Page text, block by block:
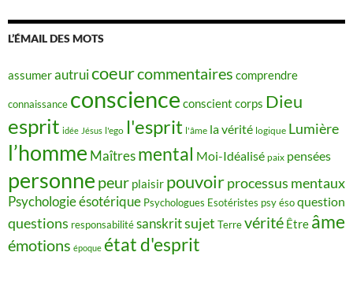
L’ÉMAIL DES MOTS
assumerautruicoeurcommentaires comprendre
connaissance conscience conscient corps Dieu
esprit idée Jésus l'ego l'esprit l'âme la vérité logique Lumière
l’homme Maîtres mental Moi-Idéalisé paix pensées
personne peur plaisir pouvoirprocessus mentaux
Psychologie ésotérique Psychologues Esotéristes psy ésoquestion
questions responsabilitésanskritsujet Terrevérité Être âme
émotions époque état d'esprit